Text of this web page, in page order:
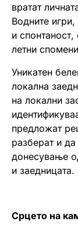
вратат
Водните
и
летни
Уникатен
локална
на локални
предложат
разберат и
донесување
и заедницата.
Срцето на